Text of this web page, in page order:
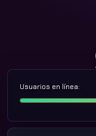
Usuarios en línea: